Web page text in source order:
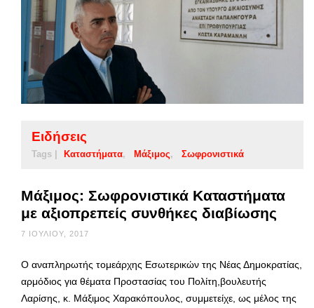
Ειδήσεις
Tags | Καταστήματα Μάξιμος Σωφρονιστικά
Μάξιμος: Σωφρονιστικά Καταστήματα
με αξιοπρεπείς συνθήκες διαβίωσης
7 ΙΟΥΛΊΟΥ, 2017
Ο αναπληρωτής τομεάρχης Εσωτερικών της Νέας Δημοκρατίας,
αρμόδιος για θέματα Προστασίας του Πολίτη,βουλευτής
Λαρίσης, κ. Μάξιμος Χαρακόπουλος, συμμετείχε, ως μέλος της